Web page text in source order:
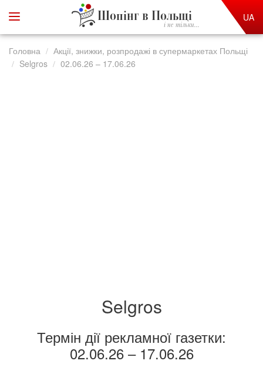
Шопінг в Польщі
і не тільки...
UA
Головна
Акції, знижки, розпродажі в супермаркетах Польщі
Selgros
02.06.26 – 17.06.26
Selgros
Термін дії рекламної газетки:
02.06.26 – 17.06.26